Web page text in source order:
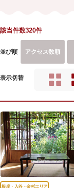
該当件数320件
並び順 アクセス数順
表示切替
根岸・入谷・金杉エリア